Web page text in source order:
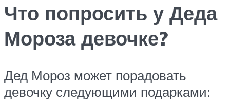
Что попросить у Деда
Мороза девочке?
Дед Мороз может порадовать
девочку следующими подарками: